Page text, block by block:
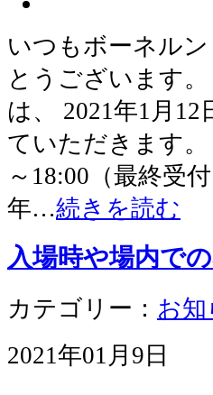
いつもボーネル
とうございます
は、 2021年1月
ていただきます。
～18:00（最終受
年…続きを読む
入場時や場内で
カテゴリー： お知
2021年01月9日